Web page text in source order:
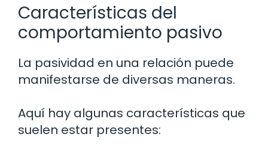
Características del
comportamiento pasivo
La pasividad en una relación puede
manifestarse de diversas maneras.
Aquí hay algunas características que
suelen estar presentes: